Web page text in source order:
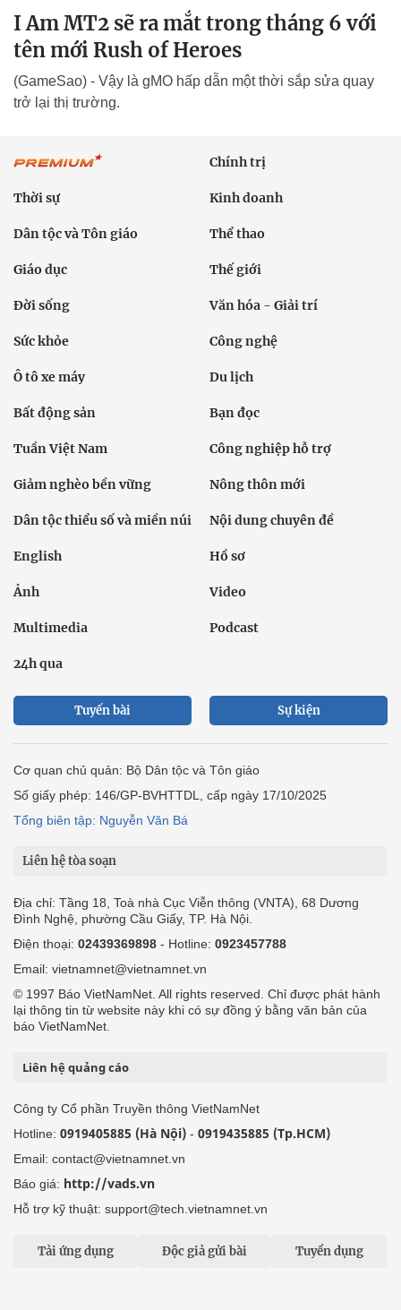
I Am MT2 sẽ ra mắt trong tháng 6 với
tên mới Rush of Heroes
(GameSao) - Vậy là gMO hấp dẫn một thời sắp sửa quay
trở lại thị trường.
Chính trị
Thời sự Kinh doanh
Dân tộc và Tôn giáo Thể thao
Giáo dục Thế giới
Đời sống Văn hóa - Giải trí
Sức khỏe Công nghệ
Ô tô xe máy Du lịch
Bất động sản Bạn đọc
Tuần Việt Nam Công nghiệp hỗ trợ
Giảm nghèo bền vững Nông thôn mới
Dân tộc thiểu số và miền núi Nội dung chuyên đề
English Hồ sơ
Ảnh Video
Multimedia Podcast
24h qua
Tuyến bài Sự kiện
Cơ quan chủ quản: Bộ Dân tộc và Tôn giáo
Số giấy phép: 146/GP-BVHTTDL, cấp ngày 17/10/2025
Tổng biên tập: Nguyễn Văn Bá
Liên hệ tòa soạn
Địa chỉ: Tầng 18, Toà nhà Cục Viễn thông (VNTA), 68 Dương
Đình Nghệ, phường Cầu Giấy, TP. Hà Nội.
Điện thoại: 02439369898 - Hotline: 0923457788
Email: vietnamnet@vietnamnet.vn
© 1997 Báo VietNamNet. All rights reserved. Chỉ được phát hành
lại thông tin từ website này khi có sự đồng ý bằng văn bản của
báo VietNamNet.
Liên hệ quảng cáo
Công ty Cổ phần Truyền thông VietNamNet
Hotline: 0919405885 (Hà Nội) - 0919435885 (Tp.HCM)
Email: contact@vietnamnet.vn
Báo giá: http://vads.vn
Hỗ trợ kỹ thuật: support@tech.vietnamnet.vn
Tải ứng dụng Độc giả gửi bài Tuyển dụng